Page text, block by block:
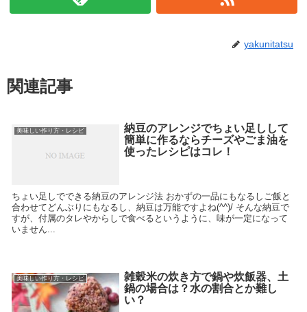
yakunitatsu
関連記事
美味しい作り方・レシピ
納豆のアレンジでちょい足しして
簡単に作るならチーズやごま油を
使ったレシピはコレ！
ちょい足しでできる納豆のアレンジ法 おかずの一品にもなるしご飯と
合わせてどんぶりにもなるし、納豆は万能ですよね(^^)/ そんな納豆で
すが、付属のタレやからしで食べるというように、味が一定になって
いません...
美味しい作り方・レシピ
雑穀米の炊き方で鍋や炊飯器、土
鍋の場合は？水の割合とか難し
い？